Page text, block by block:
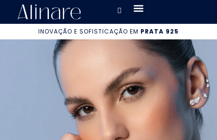
INOVAÇÃO E SOFISTICAÇÃO EM PRATA 925